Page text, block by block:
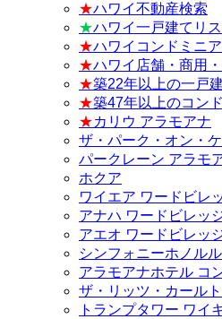
★ハワイ不動産検索
★ハワイ一戸建てリス
★ハワイコンドミニ
★ハワイ店舗・商用
★築22年以上の一戸
★築47年以上のコン
★カリウ アラモアナ
ザ・パーク・オン・
パークレーン アラモ
ホクア
ワイエア ワードビレ
アナハ ワードビレッ
アエオ ワードビレッ
シンフォニーホノルル
アラモアナホテル コ
ザ・リッツ・カール
トランプタワー ワイ